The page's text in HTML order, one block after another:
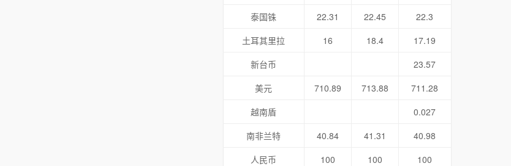
泰国铢
22.31 22.45
22.3
土耳其里拉
16 18.4
17.19
新台币
23.57
美元
710.89 713.88
711.28
越南盾
0.027
南非兰特
40.84 41.31
40.98
人民币
100 100 100